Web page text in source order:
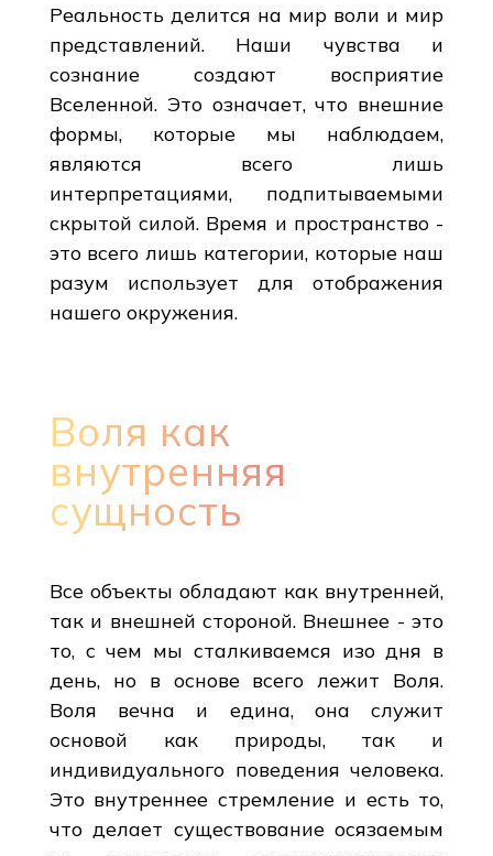
Реальность делится на мир воли и мир
представлений. Наши чувства и
сознание создают восприятие
Вселенной. Это означает, что внешние
формы, которые мы наблюдаем,
являются всего лишь
интерпретациями, подпитываемыми
скрытой силой. Время и пространство -
это всего лишь категории, которые наш
разум использует для отображения
нашего окружения.
Воля как
внутренняя
сущность
Все объекты обладают как внутренней,
так и внешней стороной. Внешнее - это
то, с чем мы сталкиваемся изо дня в
день, но в основе всего лежит Воля.
Воля вечна и едина, она служит
основой как природы, так и
индивидуального поведения человека.
Это внутреннее стремление и есть то,
что делает существование осязаемым